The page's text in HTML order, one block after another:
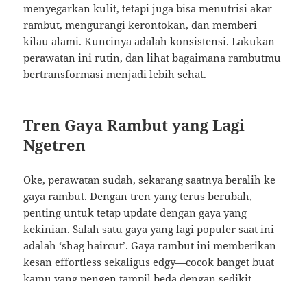
menyegarkan kulit, tetapi juga bisa menutrisi akar
rambut, mengurangi kerontokan, dan memberi
kilau alami. Kuncinya adalah konsistensi. Lakukan
perawatan ini rutin, dan lihat bagaimana rambutmu
bertransformasi menjadi lebih sehat.
Tren Gaya Rambut yang Lagi
Ngetren
Oke, perawatan sudah, sekarang saatnya beralih ke
gaya rambut. Dengan tren yang terus berubah,
penting untuk tetap update dengan gaya yang
kekinian. Salah satu gaya yang lagi populer saat ini
adalah ‘shag haircut’. Gaya rambut ini memberikan
kesan effortless sekaligus edgy—cocok banget buat